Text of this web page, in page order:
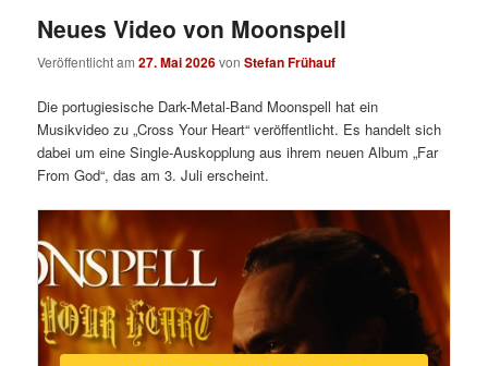
Neues Video von Moonspell
Veröffentlicht am27. Mai 2026vonStefan Frühauf
Die portugiesische Dark-Metal-Band Moonspell hat ein
Musikvideo zu „Cross Your Heart“ veröffentlicht. Es handelt sich
dabei um eine Single-Auskopplung aus ihrem neuen Album „Far
From God“, das am 3. Juli erscheint.